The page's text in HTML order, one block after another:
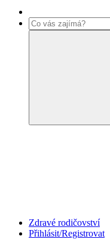
Zdravé rodičovství
Přihlásit/Registrovat